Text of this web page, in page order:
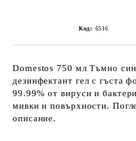
Код: 6516
Domestos 750 мл Тъмно
дезинфектант гел с гъста
99.99% от вируси и
мивки и повърхности.
описание.